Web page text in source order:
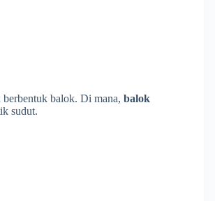
balok. Di mana, balok
sudut.